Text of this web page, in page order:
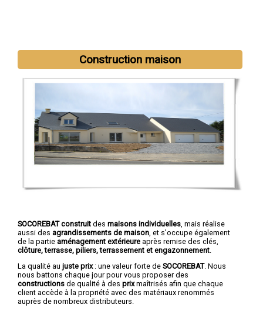
Nous intervenons aussi dans les villes suivantes :
Roanne
Roche-la-Molière
Construction maison
SOCOREBAT construit des maisons individuelles , mais réalise
aussi des agrandissements de maison , et s'occupe également
de la partie aménagement extérieure après remise des clés,
clôture, terrasse, piliers, terrassement et engazonnement
La qualité au juste prix: une valeur forte de SOCOREBAT. Nous
nous battons chaque jour pour vous proposer des
constructions de qualité à des prixmaîtrisés afin que chaque
client accède à la propriété avec des matériaux renommés
auprès de nombreux distributeurs.